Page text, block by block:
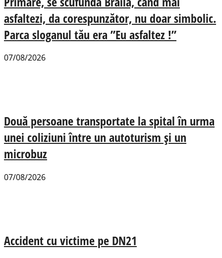
asfaltezi, da corespunzător, nu doar simbolic.
Parca sloganul tău era ”Eu asfaltez !”
07/08/2026
Două persoane transportate la spital în urma
unei coliziuni între un autoturism și un
microbuz
07/08/2026
Accident cu victime pe DN21